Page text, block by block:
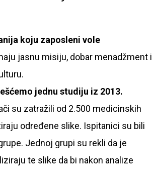
koju zaposleni vole
jasnu misiju, dobar menadžment i
jednu studiju iz 2013.
su zatražili od 2.500 medicinskih
određene slike. Ispitanici su bili
Jednoj grupi su rekli da je
te slike da bi nakon analize